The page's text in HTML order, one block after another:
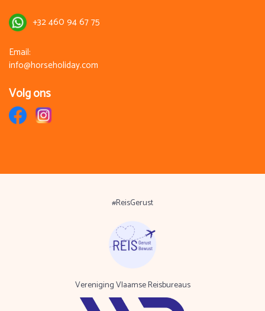
+32 460 94 67 75
Email:
info@horseholiday.com
Volg ons
#ReisGerust
Vereniging Vlaamse Reisbureaus